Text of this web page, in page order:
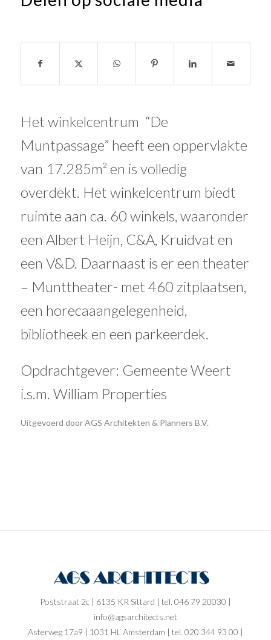
Het winkelcentrum “De
Muntpassage” heeft een oppervlakte
van 17.285m² en is volledig
overdekt. Het winkelcentrum biedt
ruimte aan ca. 60 winkels, waaronder
een Albert Heijn, C&A, Kruidvat en
een V&D. Daarnaast is er een theater
– Munttheater- met 460 zitplaatsen,
een horecaaangelegenheid,
bibliotheek en een parkeerdek.
Opdrachtgever: Gemeente Weert
i.s.m. William Properties
Uitgevoerd door AGS Architekten & Planners B.V.
Poststraat 2c | 6135 KR Sittard | tel. 046 79 20030 |
info@agsarchitects.net
Asterweg 17a9 | 1031 HL Amsterdam | tel. 020 344 93 00 |